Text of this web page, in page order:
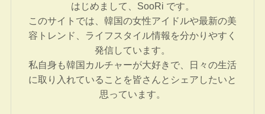
はじめまして、SooRi です。
このサイトでは、韓国の女性アイドルや最新の美
容トレンド、ライフスタイル情報を分かりやすく
発信しています。
私自身も韓国カルチャーが大好きで、日々の生活
に取り入れていることを皆さんとシェアしたいと
思っています。